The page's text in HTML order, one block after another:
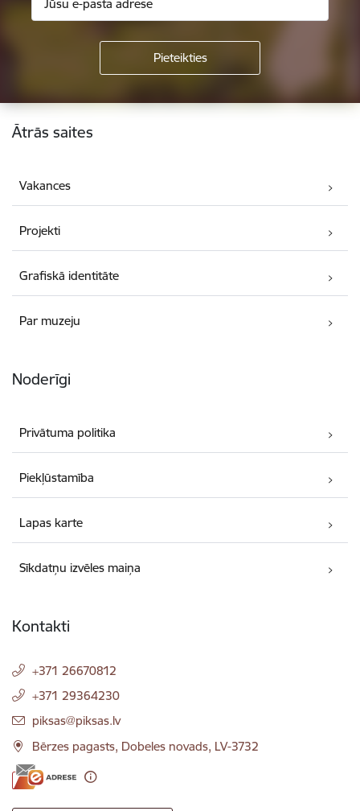
Kājene
Ātrās saites
Vakances
Projekti
Grafiskā identitāte
Par muzeju
Noderīgi
Privātuma politika
Piekļūstamība
Lapas karte
Sīkdatņu izvēles maiņa
Kontakti
+371 26670812
+371 29364230
E-pasts:
piksas@piksas.lv
Bērzes pagasts, Dobeles novads, LV-3732